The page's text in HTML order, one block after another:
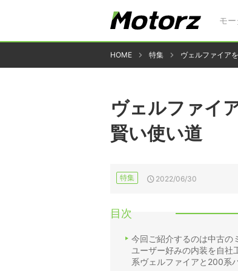
モ
HOME 特集 ヴェルファイア
ヴェルファイ
賢い使い道
特集 2022/06/30
目次
今回ご紹介するのは中古の
ユーザー好みの内装を自社
系ヴェルファイアと200系